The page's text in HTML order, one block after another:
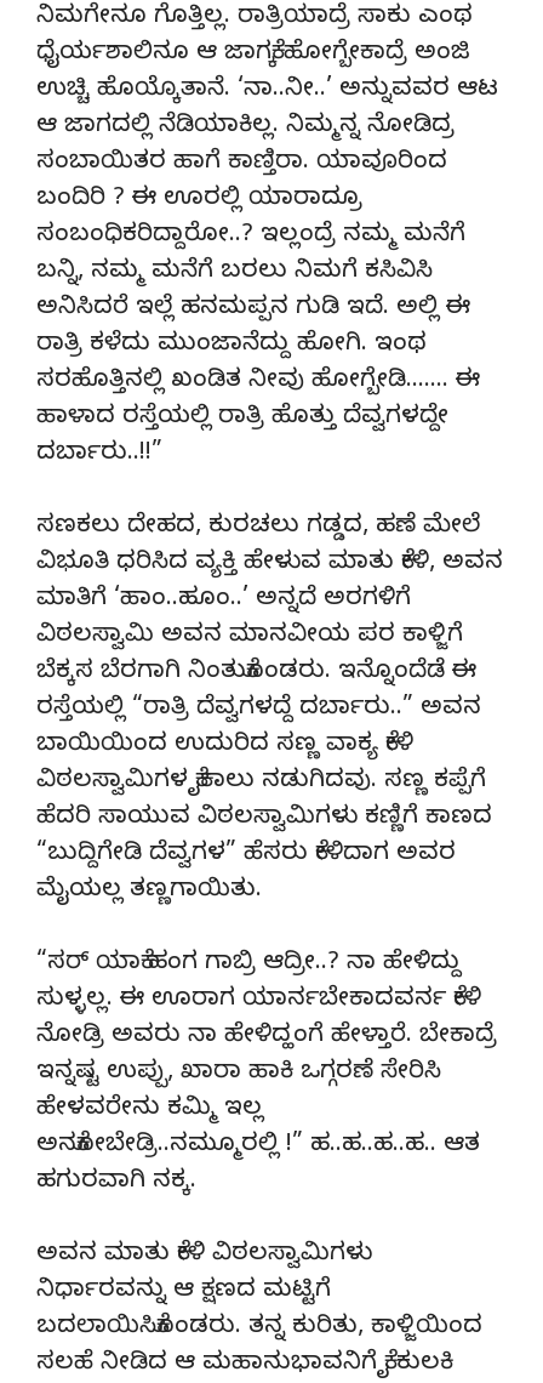
ನಿಮಗೇನೂ ಗೊತ್ತಿಲ್ಲ. ರಾತ್ರಿಯಾದ್ರೆ ಸಾಕು ಎಂಥ
ಧೈರ್ಯಶಾಲಿನೂ ಆ ಜಾಗಕ್ಕೆ ಹೋಗ್ಬೇಕಾದ್ರೆ ಅಂಜಿ
ಉಚ್ಚಿ ಹೊಯ್ಕೊತಾನೆ. ‘ನಾ..ನೀ..’ ಅನ್ನುವವರ ಆಟ
ಆ ಜಾಗದಲ್ಲಿ ನೆಡಿಯಾಕಿಲ್ಲ. ನಿಮ್ಮನ್ನ ನೋಡಿದ್ರ
ಸಂಬಾಯಿತರ ಹಾಗೆ ಕಾಣ್ತಿರಾ. ಯಾವೂರಿಂದ
ಬಂದಿರಿ ? ಈ ಊರಲ್ಲಿ ಯಾರಾದ್ರೂ
ಸಂಬಂಧಿಕರಿದ್ದಾರೋ..? ಇಲ್ಲಂದ್ರೆ ನಮ್ಮ ಮನೆಗೆ
ಬನ್ನಿ, ನಮ್ಮ ಮನೆಗೆ ಬರಲು ನಿಮಗೆ ಕಸಿವಿಸಿ
ಅನಿಸಿದರೆ ಇಲ್ಲೆ ಹನಮಪ್ಪನ ಗುಡಿ ಇದೆ. ಅಲ್ಲಿ ಈ
ರಾತ್ರಿ ಕಳೆದು ಮುಂಜಾನೆದ್ದು ಹೋಗಿ. ಇಂಥ
ಸರಹೊತ್ತಿನಲ್ಲಿ ಖಂಡಿತ ನೀವು ಹೋಗ್ಬೇಡಿ……. ಈ
ಹಾಳಾದ ರಸ್ತೆಯಲ್ಲಿ ರಾತ್ರಿ ಹೊತ್ತು ದೆವ್ವಗಳದ್ದೇ
ದರ್ಬಾರು..!!”
ಸಣಕಲು ದೇಹದ, ಕುರಚಲು ಗಡ್ಡದ, ಹಣೆ ಮೇಲೆ
ವಿಭೂತಿ ಧರಿಸಿದ ವ್ಯಕ್ತಿ ಹೇಳುವ ಮಾತು ಕೇಳಿ, ಅವನ
ಮಾತಿಗೆ ‘ಹಾಂ..ಹೂಂ..’ ಅನ್ನದೆ ಅರಗಳಿಗೆ
ವಿಠಲಸ್ವಾಮಿ ಅವನ ಮಾನವೀಯ ಪರ ಕಾಳ್ಜಿಗೆ
ಬೆಕ್ಕಸ ಬೆರಗಾಗಿ ನಿಂತುಕೊಂಡರು. ಇನ್ನೊಂದೆಡೆ ಈ
ರಸ್ತೆಯಲ್ಲಿ “ರಾತ್ರಿ ದೆವ್ವಗಳದ್ದೆ ದರ್ಬಾರು..” ಅವನ
ಬಾಯಿಯಿಂದ ಉದುರಿದ ಸಣ್ಣ ವಾಕ್ಯ ಕೇಳಿ
ವಿಠಲಸ್ವಾಮಿಗಳ ಕೈಕಾಲು ನಡುಗಿದವು. ಸಣ್ಣ ಕಪ್ಪೆಗೆ
ಹೆದರಿ ಸಾಯುವ ವಿಠಲಸ್ವಾಮಿಗಳು ಕಣ್ಣಿಗೆ ಕಾಣದ
“ಬುದ್ದಿಗೇಡಿ ದೆವ್ವಗಳ” ಹೆಸರು ಕೇಳಿದಾಗ ಅವರ
ಮೈಯಲ್ಲ ತಣ್ಣಗಾಯಿತು.
“ಸರ್ ಯಾಕೆ ಹಂಗ ಗಾಬ್ರಿ ಆದ್ರೀ..? ನಾ ಹೇಳಿದ್ದು
ಸುಳ್ಳಲ್ಲ. ಈ ಊರಾಗ ಯಾರ್ನಬೇಕಾದವರ್ನ ಕೇಳಿ
ನೋಡ್ರಿ ಅವರು ನಾ ಹೇಳಿದ್ಹಂಗೆ ಹೇಳ್ತಾರೆ. ಬೇಕಾದ್ರೆ
ಇನ್ನಷ್ಟ ಉಪ್ಪು, ಖಾರಾ ಹಾಕಿ ಒಗ್ಗರಣೆ ಸೇರಿಸಿ
ಹೇಳವರೇನು ಕಮ್ಮಿ ಇಲ್ಲ
ಅನಕೋಬೇಡ್ರಿ..ನಮ್ಮೂರಲ್ಲಿ !” ಹ..ಹ..ಹ..ಹ.. ಆತ
ಹಗುರವಾಗಿ ನಕ್ಕ.
ಅವನ ಮಾತು ಕೇಳಿ ವಿಠಲಸ್ವಾಮಿಗಳು
ನಿರ್ಧಾರವನ್ನು ಆ ಕ್ಷಣದ ಮಟ್ಟಿಗೆ
ಬದಲಾಯಿಸಿಕೊಂಡರು. ತನ್ನ ಕುರಿತು, ಕಾಳ್ಜಿಯಿಂದ
ಸಲಹೆ ನೀಡಿದ ಆ ಮಹಾನುಭಾವನಿಗೆ ಕೈ ಕುಲಕಿ